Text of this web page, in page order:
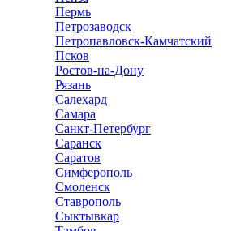
Пермь
Петрозаводск
Петропавловск-Камчатский
Псков
Ростов-на-Дону
Рязань
Салехард
Самара
Санкт-Петербург
Саранск
Саратов
Симферополь
Смоленск
Ставрополь
Сыктывкар